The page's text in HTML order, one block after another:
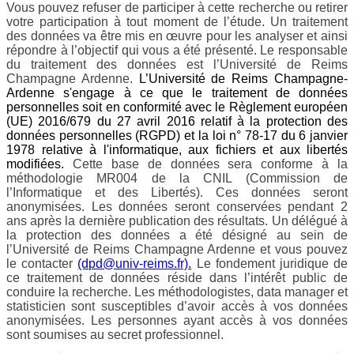
Vous pouvez refuser de participer à cette recherche ou retirer
votre participation à tout moment de l’étude. Un traitement
des données va être mis en œuvre pour les analyser et ainsi
répondre à l’objectif qui vous a été présenté. Le responsable
du traitement des données est l’Université de Reims
Champagne Ardenne.
L’Université de Reims Champagne-
Ardenne s'engage à ce que le traitement de données
personnelles soit en conformité avec le Règlement européen
(UE) 2016/679 du 27 avril 2016 relatif à la protection des
données personnelles (RGPD) et la loi n° 78-17 du 6 janvier
1978 relative à l'informatique, aux fichiers et aux libertés
modifiées. Cette base de données sera conforme à la
méthodologie MR004 de la CNIL (Commission de
l’Informatique et des Libertés). Ces données seront
anonymisées. Les données seront conservées pendant 2
ans après la dernière publication des résultats. Un délégué à
la protection des données a été désigné au sein de
l’Université de Reims Champagne Ardenne et vous pouvez
le contacter (dpd@univ-reims.fr). Le fondement juridique de
ce traitement de données réside dans l’intérêt public de
conduire la recherche. Les méthodologistes, data manager et
statisticien sont susceptibles d’avoir accès à vos données
anonymisées. Les personnes ayant accès à vos données
sont soumises au secret professionnel.